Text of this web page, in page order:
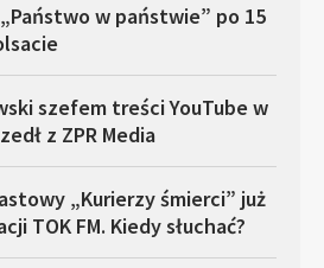
w państwie” po 15
szefem treści YouTube w
z ZPR Media
„Kurierzy śmierci” już
TOK FM. Kiedy słuchać?